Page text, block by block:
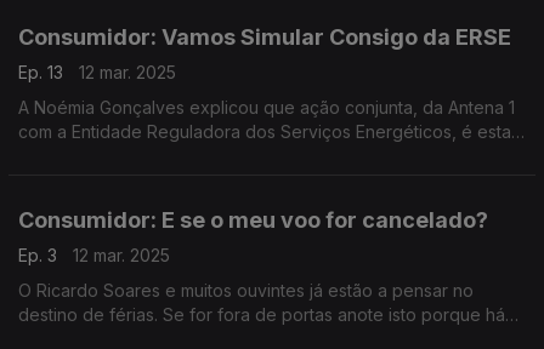
Consumidor: Vamos Simular Consigo da ERSE
Ep. 13
12 mar. 2025
A Noémia Gonçalves explicou que ação conjunta, da Antena 1
com a Entidade Reguladora dos Serviços Energéticos, é esta.
Consumidor: E se o meu voo for cancelado?
Ep. 3
12 mar. 2025
O Ricardo Soares e muitos ouvintes já estão a pensar no
destino de férias. Se for fora de portas anote isto porque há